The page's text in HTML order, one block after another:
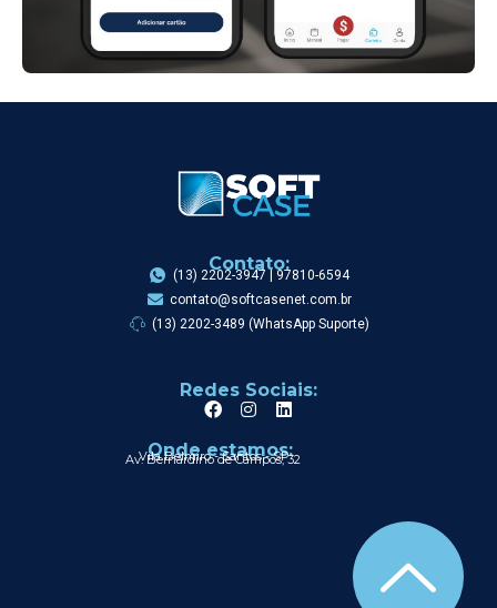
Contato:
(13) 2202-3947 | 97810-6594
contato@softcasenet.com.br
(13) 2202-3489 (WhatsApp Suporte)
Redes Sociais:
Onde estamos:
Av. Bernardino de Campos, 32
Vila Belmiro - Santos - SP